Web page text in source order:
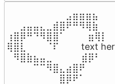
⠀⠀⠀⠀⠀⠀⠀⠀⠀⣠⣶⣶⣶⣦⠀⠀
⠀⠀⣠⣤⣤⣄⣀⣾⣿⠟⠛⠻⢿⣷⠀
⢰⣿⡿⠛⠙⠻⣿⣿⠁⠀⠀ ⠀⣶⢿⡇
⢿⣿⣇⠀⠀⠀⠈⠏⠀⠀⠀ text
⠀⠻⣿⣷⣦⣤⣀⠀⠀⠀ ⠀⣾⡿⠃⠀
⠀⠀⠀⠀⠉⠉⠻⣿⣄⣴⣿⠟⠀⠀⠀
⠀⠀⠀⠀⠀⠀⠀⠀⣿⡿⠟⠁⠀⠀⠀